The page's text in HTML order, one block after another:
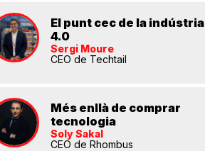
El punt cec de la indústria
4.0
Sergi Moure
CEO de Techtail
Més enllà de comprar
tecnologia
Soly Sakal
CEO de Rhombus